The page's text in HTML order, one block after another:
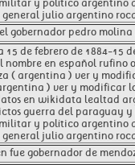
y político
julio argentino
gobernador pedro molina
de febrero de 1884-15
nombre en español
( argentina ) ver y
) ver y
en wikidata lealtad
guerra del paraguay y
y político
julio argentino
gobernador de